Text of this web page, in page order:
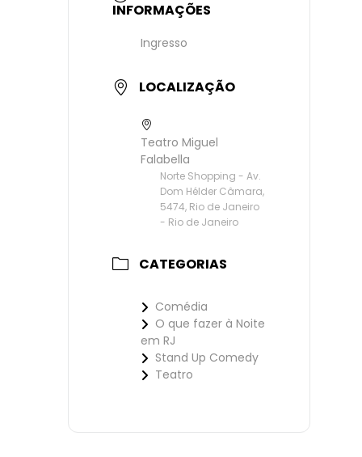
INFORMAÇÕES
Ingresso
LOCALIZAÇÃO
Teatro Miguel
Falabella
Norte Shopping - Av.
Dom Hélder Câmara,
5474, Rio de Janeiro
- Rio de Janeiro
CATEGORIAS
Comédia
O que fazer à Noite
em RJ
Stand Up Comedy
Teatro